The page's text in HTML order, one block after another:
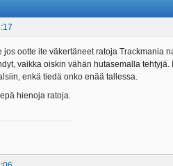
jos ootte ite väkertäneet ratoja Trackmania
vaikka oiskin vähän hutasemalla
enkä tiedä onko enää tallessa.
hienoja ratoja.